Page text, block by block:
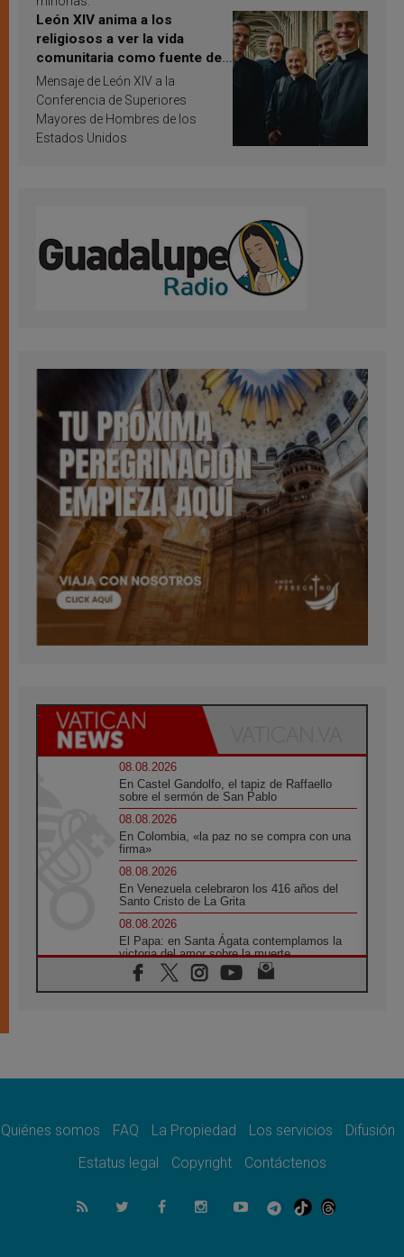
León XIV anima a los
religiosos a ver la vida
comunitaria como fuente de
inspiración y santificación
Mensaje de León XIV a la
Conferencia de Superiores
Mayores de Hombres de los
Estados Unidos
08.08.2026
En Castel Gandolfo, el tapiz de Raffaello
sobre el sermón de San Pablo
08.08.2026
En Colombia, «la paz no se compra con una
firma»
08.08.2026
En Venezuela celebraron los 416 años del
Santo Cristo de La Grita
08.08.2026
El Papa: en Santa Ágata contemplamos la
victoria del amor sobre la muerte
08.08.2026
León XIV visitará el Santuario de la Madre
07.08.2026
07.08.2026
el compromiso del cristiano"
La matanza de niños en Gaza no cesa: 300
muertos en 300 días
Quiénes somos FAQ La Propiedad Los servicios
Difusión
Estatus legal
Copyright Contáctenos